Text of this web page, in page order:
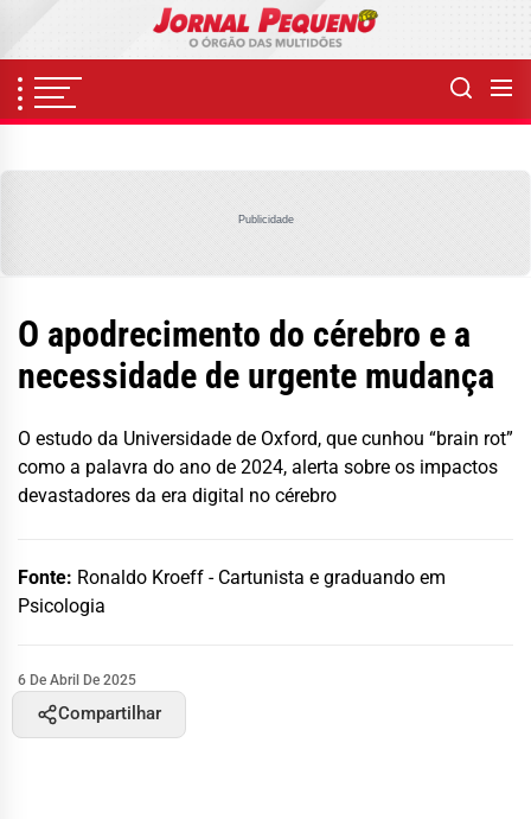
content
Publicidade
O apodrecimento do cérebro e a
necessidade de urgente mudança
O estudo da Universidade de Oxford, que cunhou “brain rot”
como a palavra do ano de 2024, alerta sobre os impactos
devastadores da era digital no cérebro
Fonte: Ronaldo Kroeff - Cartunista e graduando em
Psicologia
6 De Abril De 2025
Compartilhar